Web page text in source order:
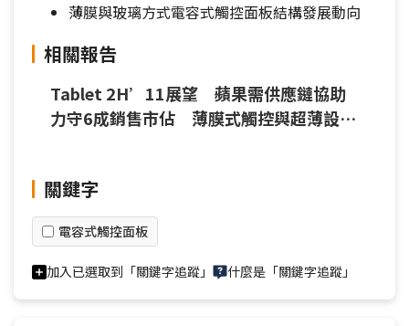
薄膜與玻璃方式電容式觸控面板結構發展動向
相關報告
Tablet 2H’11展望 蘋果需供應鏈協助
力守6成銷售市佔 薄膜式觸控與超薄設計
關鍵字
電容式觸控面板
加入已選取到「關鍵字追蹤」 什麼是「關鍵字追蹤」